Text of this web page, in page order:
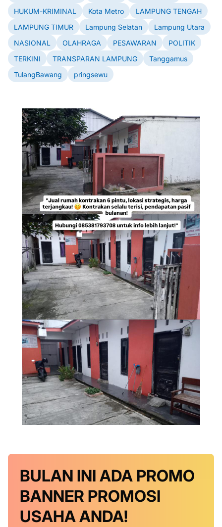
HUKUM-KRIMINAL
Kota Metro
LAMPUNG TENGAH
LAMPUNG TIMUR
Lampung Selatan
Lampung Utara
NASIONAL
OLAHRAGA PESAWARAN
POLITIK
TERKINI
TRANSPARAN LAMPUNG
Tanggamus
TulangBawang
pringsewu
BULAN INI ADA PROMO
BANNER PROMOSI
USAHA ANDA!